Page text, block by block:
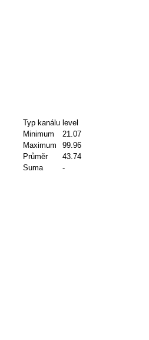
Typ kanálu level
Minimum
21.07
Maximum
99.96
Průměr
43.74
Suma
-